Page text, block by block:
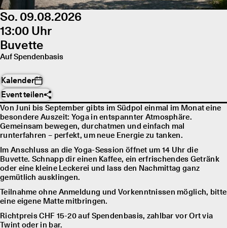
So. 09.08.2026
13:00 Uhr
Buvette
Auf Spendenbasis
Kalender
Event teilen
Von Juni bis September gibts im Südpol einmal im Monat eine
besondere Auszeit: Yoga in entspannter Atmosphäre.
Gemeinsam bewegen, durchatmen und einfach mal
runterfahren – perfekt, um neue Energie zu tanken.
Im Anschluss an die Yoga-Session öffnet um 14 Uhr die
Buvette. Schnapp dir einen Kaffee, ein erfrischendes Getränk
oder eine kleine Leckerei und lass den Nachmittag ganz
gemütlich ausklingen.
Teilnahme ohne Anmeldung und Vorkenntnissen möglich, bitte
eine eigene Matte mitbringen.
Richtpreis CHF 15-20 auf Spendenbasis, zahlbar vor Ort via
Twint oder in bar.